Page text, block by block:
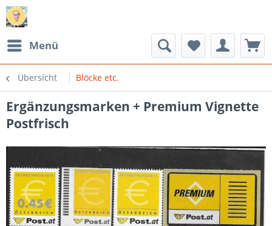
Menü
Übersicht Blöcke etc.
Ergänzungsmarken + Premium Vignette
Postfrisch